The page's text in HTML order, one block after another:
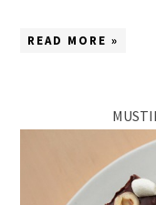
READ MORE »